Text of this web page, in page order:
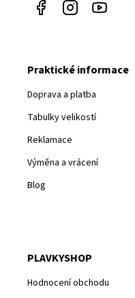
Praktické informace
Doprava a platba
Tabulky velikostí
Reklamace
Výměna a vrácení
Blog
PLAVKYSHOP
Hodnocení obchodu